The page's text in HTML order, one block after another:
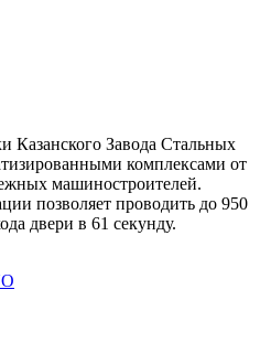
Казанского Завода Стальных
комплексами от
машиностроителей.
позволяет проводить до 950
двери в 61 секунду.